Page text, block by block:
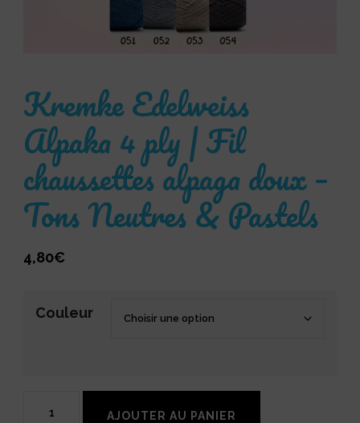
Kremke Edelweiss
Alpaka 4 ply | Fil
chaussettes alpaga doux –
Tons Neutres & Pastels
4,80€
Couleur
AJOUTER AU PANIER